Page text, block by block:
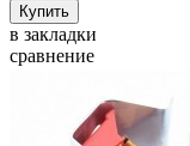
в закладки
сравнение